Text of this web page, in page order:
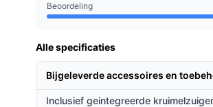
Beoordeling
Alle specificaties
Bijgeleverde accessoires en
Inclusief geintegreerde kruimelzuiger